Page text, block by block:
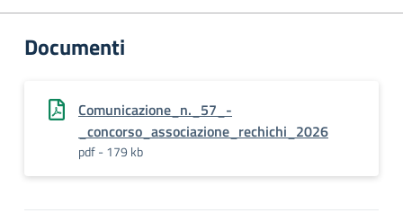
Documenti
Comunicazione_n._57_-
_concorso_associazione_rechichi_2026
pdf - 179 kb